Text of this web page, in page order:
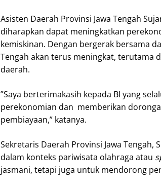
Asisten Daerah Provinsi Jawa Tengah
diharapkan dapat meningkatkan
kemiskinan. Dengan bergerak bersama
Tengah akan terus meningkat, terutama
daerah.
”Saya berterimakasih kepada BI yang
perekonomian dan memberikan
pembiayaan,” katanya.
Sekretaris Daerah Provinsi Jawa
dalam konteks pariwisata olahraga atau
jasmani, tetapi juga untuk mendorong